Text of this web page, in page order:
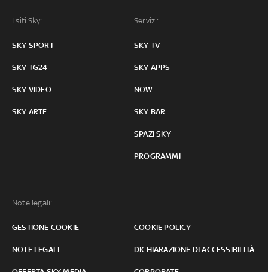
I siti Sky:
SKY SPORT
SKY TG24
SKY VIDEO
SKY ARTE
Servizi:
SKY TV
SKY APPS
NOW
SKY BAR
SPAZI SKY
PROGRAMMI
Note legali:
GESTIONE COOKIE COOKIE POLICY
NOTE LEGALI DICHIARAZIONE DI ACCESSIBILITÀ